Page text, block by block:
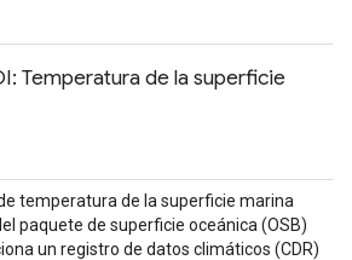
Temperatura de la superficie
temperatura de la superficie marina
paquete de superficie oceánica (OSB)
un registro de datos climáticos (CDR)